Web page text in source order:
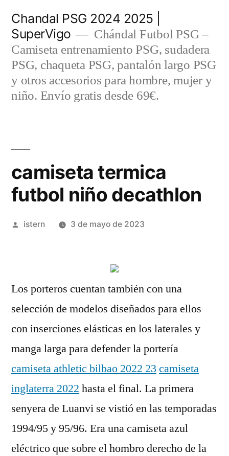
contenido
Chandal PSG 2024 2025 |
SuperVigo
Chándal Futbol PSG –
Camiseta entrenamiento PSG, sudadera
PSG, chaqueta PSG, pantalón largo PSG
y otros accesorios para hombre, mujer y
niño. Envío gratis desde 69€.
camiseta termica
futbol niño decathlon
Publicado
istern 3 de mayo de 2023
Los porteros cuentan también con una
selección de modelos diseñados para ellos
con inserciones elásticas en los laterales y
manga larga para defender la portería
camiseta athletic bilbao 2022 23 camiseta
inglaterra 2022 hasta el final. La primera
senyera de Luanvi se vistió en las temporadas
1994/95 y 95/96. Era una camiseta azul
eléctrico que sobre el hombro derecho de la